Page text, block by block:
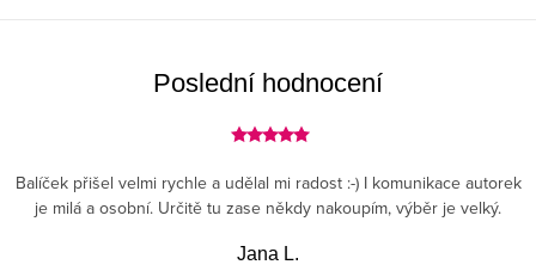
Poslední hodnocení
Balíček přišel velmi rychle a udělal mi radost :-) I komunikace autorek
je milá a osobní. Určitě tu zase někdy nakoupím, výběr je velký.
Jana L.